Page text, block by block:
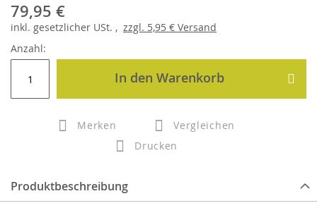
79,95 €
inkl. gesetzlicher USt. , zzgl. 5,95 € Versand
Anzahl:
In den Warenkorb
Merken
Vergleichen
Drucken
Produktbeschreibung